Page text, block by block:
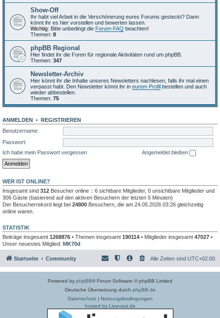
Show-Off
Ihr habt viel Arbeit in die Verschönerung eures Forums gesteckt? Dann
könnt ihr es hier vorstellen und bewerten lassen.
Wichtig: Bitte unbedingt die Forum-FAQ beachten!
Themen: 8
phpBB Regional
Hier findet ihr die Foren für regionale Aktivitäten rund um phpBB.
Themen: 347
Newsletter-Archiv
Hier könnt ihr die Inhalte unseres Newsletters nachlesen, falls ihr mal einen
verpasst habt. Den Newsletter könnt ihr in eurem Profil bestellen und auch
wieder abbestellen.
Themen: 75
ANMELDEN • REGISTRIEREN
Benutzername:
Passwort:
Ich habe mein Passwort vergessen
Angemeldet bleiben
WER IST ONLINE?
Insgesamt sind 312 Besucher online :: 6 sichtbare Mitglieder, 0 unsichtbare Mitglieder und
306 Gäste (basierend auf den aktiven Besuchern der letzten 5 Minuten)
Der Besucherrekord liegt bei 24800 Besuchern, die am 24.05.2026 03:26 gleichzeitig
online waren.
STATISTIK
Beiträge insgesamt 1268876 • Themen insgesamt 190114 • Mitglieder insgesamt 47027 •
Unser neuestes Mitglied: MK70d
Startseite Community Alle Zeiten sind UTC+02:00
Powered by phpBB® Forum Software © phpBB Limited
Deutsche Übersetzung durch phpBB.de
Datenschutz| Nutzungsbedingungen
hosted by Linevast.de